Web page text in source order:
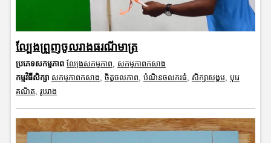
ល្បែងព្រួញចូលរាងធរណីមាត្រ
ប្រភេទសកម្មភាព ល្បែងសកម្មភាព, សកម្មភាពកសាង
កម្មវិធីសិក្សា សកម្មភាពកសាង, ចិត្តចលភាព, បំណិនចលករធំ, សិក្សាសង្គម, បុរេ
គណិត, រូបរាង